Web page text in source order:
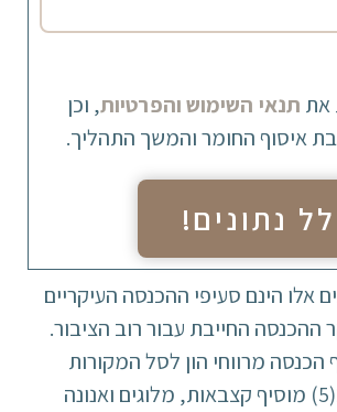
את תנאי השימוש והפרטיות, וכן
איסוף החומר והמשך התהליך.
נתונים!
אלו הינם סעיפי ההכנסה העיקריים
ההכנסה החייבת עבור רוב הציבור.
מוסיף הכנסה מרווחי הון לסל המקורות
החייבים. סעיף 2(5) מוסיף קצבאות, מלוגים ואנונה